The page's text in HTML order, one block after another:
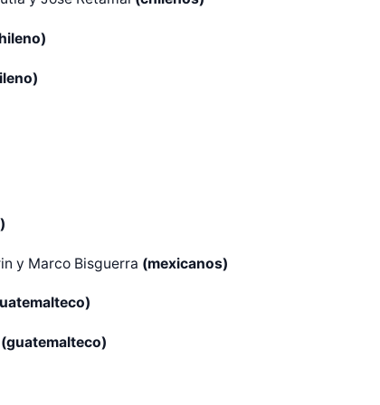
y Marco Bisguerra (mexicanos)
(guatemalteco)